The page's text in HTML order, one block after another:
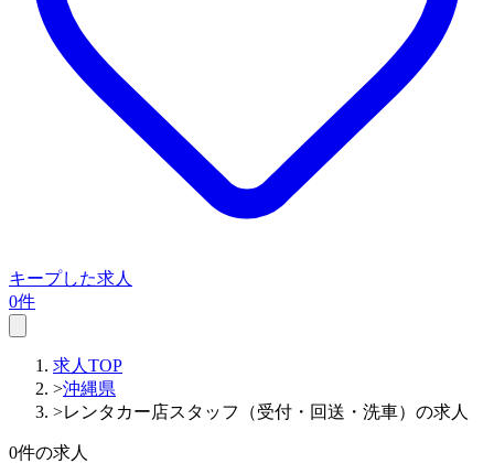
キープした求人
0件
求人TOP
>沖縄県
>レンタカー店スタッフ（受付・回送・洗車）の求人
0件の求人